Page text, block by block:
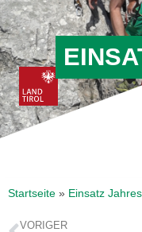
Startseite » Einsatz
VORIGER